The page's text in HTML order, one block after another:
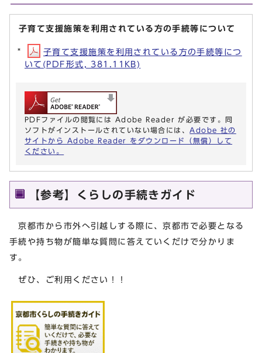
子育て支援施策を利用されている方の手続等について
子育て支援施策を利用されている方の手続等につ
いて(PDF形式, 381.11KB)
PDFファイルの閲覧には Adobe Reader が必要です。同
ソフトがインストールされていない場合には、 Adobe 社の
サイトから Adobe Reader をダウンロード（無償）して
ください。
【参考】くらしの手続きガイド
京都市から市外へ引越しする際に、京都市で必要となる
手続や持ち物が簡単な質問に答えていくだけで分かりま
す。
ぜひ、ご利用ください！！